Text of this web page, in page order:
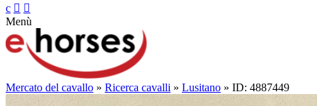
c  
Menù
Mercato del cavallo » Ricerca cavalli » Lusitano » ID: 4887449